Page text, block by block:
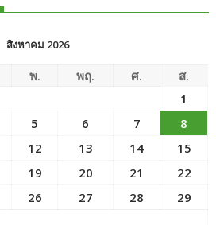
สิงหาคม 2026
พ. พฤ. ศ.
ส.
1
5 6 7
8
12 13 14
15
19 20 21
22
26 27 28
29